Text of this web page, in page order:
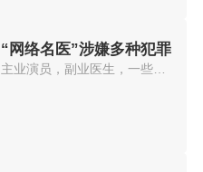
“网络名医”涉嫌多种犯罪
主业演员，副业医生，一些以神医...